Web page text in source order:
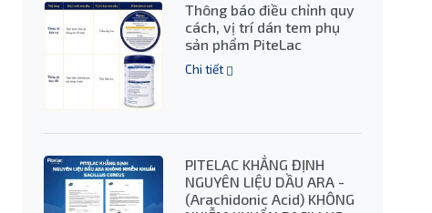
Thông báo điều chỉnh quy
cách, vị trí dán tem phụ
sản phẩm PiteLac
Chi tiết
PITELAC KHẲNG ĐỊNH
NGUYÊN LIỆU DẦU ARA -
(Arachidonic Acid) KHÔNG